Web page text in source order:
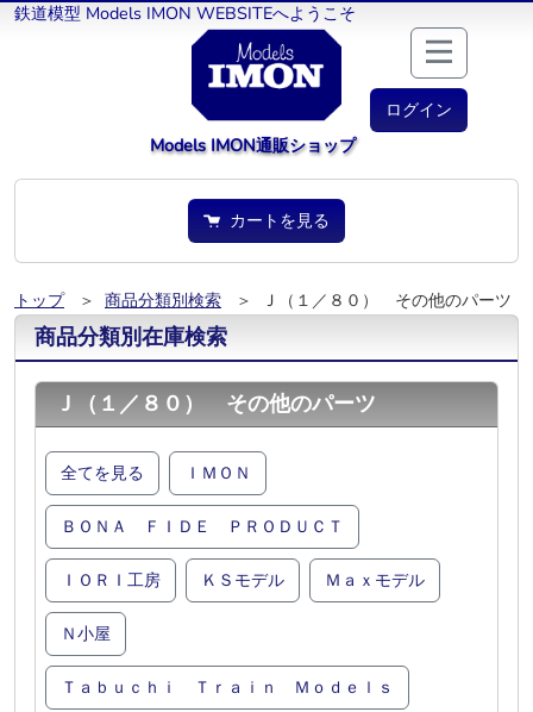
鉄道模型 Models IMON WEBSITEへようこそ
ログイン
Models IMON通販ショップ
カートを見る
トップ ＞ 商品分類別検索 ＞ Ｊ（１／８０） その他のパーツ
商品分類別在庫検索
Ｊ（１／８０） その他のパーツ
全てを見る ＩＭＯＮ
ＢＯＮＡ ＦＩＤＥ ＰＲＯＤＵＣＴ
ＩＯＲＩ工房 ＫＳモデル Ｍａｘモデル
Ｎ小屋
Ｔａｂｕｃｈｉ Ｔｒａｉｎ Ｍｏｄｅｌｓ